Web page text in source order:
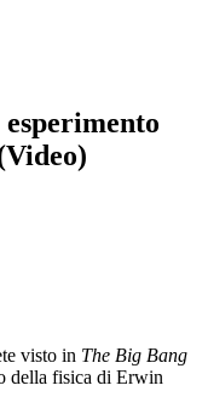
visto in The Big Bang
della fisica di Erwin